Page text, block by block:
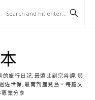
的旅行日記,最遠北到宗谷岬,與
佐世保,最南到鹿兒島。每篇文
業分享